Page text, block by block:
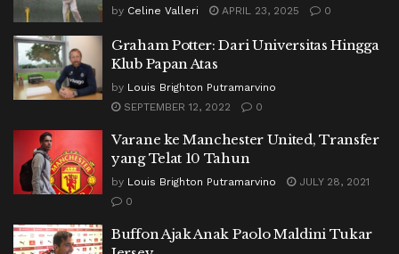
by Celine Valleri APRIL 23, 2025 0
Graham Potter: Dari Universitas Hingga
Klub Papan Atas
by Louis Brighton Putramarvino
SEPTEMBER 12, 2022
0
Varane ke Manchester United, Transfer
yang Telat 10 Tahun
by Louis Brighton Putramarvino
JULY 28, 2021
0
Buffon Ajak Anak Paolo Maldini Tukar